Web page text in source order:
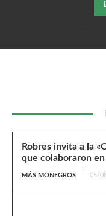
Robres invita a la
que colaboraron
MÁS MONEGROS 05/